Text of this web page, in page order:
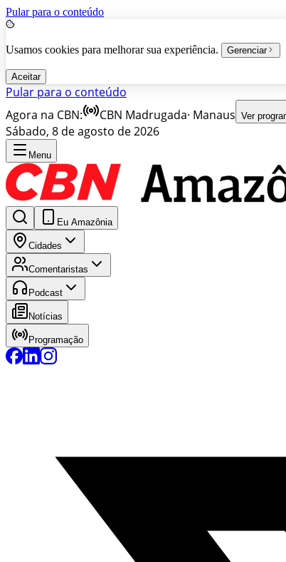
Pular para o conteúdo
Usamos cookies para melhorar sua experiência. Gerenciar
Aceitar
Pular para o conteúdo
Agora na CBN:
CBN Madrugada· Manaus Ver
Sábado, 8 de agosto de 2026
Menu
Eu Amazônia
Cidades
Comentaristas
Podcast
Notícias
Programação